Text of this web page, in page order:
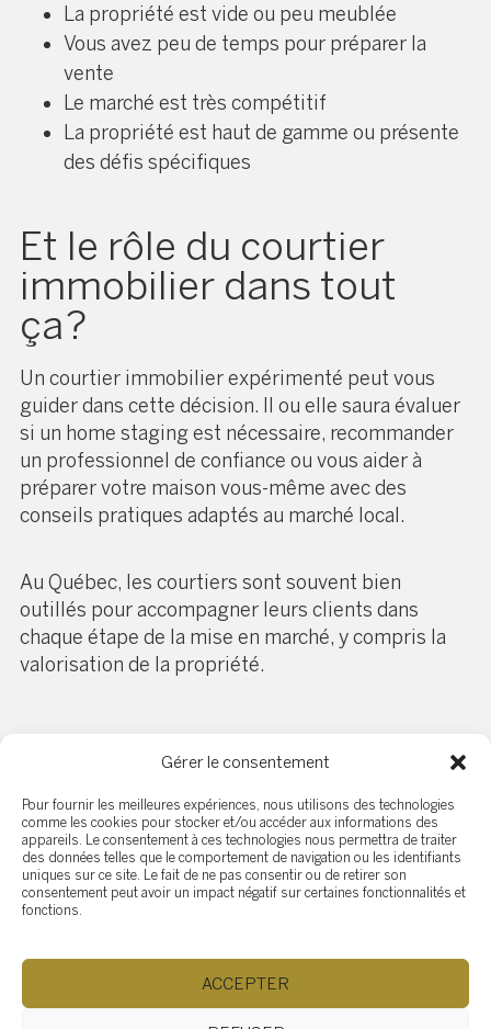
Gérer le consentement
Pour fournir les meilleures expériences, nous utilisons des technologies
comme les cookies pour stocker et/ou accéder aux informations des
appareils. Le consentement à ces technologies nous permettra de traiter
des données telles que le comportement de navigation ou les identifiants
uniques sur ce site. Le fait de ne pas consentir ou de retirer son
consentement peut avoir un impact négatif sur certaines fonctionnalités et
fonctions.
ACCEPTER
La propriété est vide ou peu meublée
Vous avez peu de temps pour préparer la
vente
Le marché est très compétitif
La propriété est haut de gamme ou présente
des défis spécifiques
Et le rôle du courtier
immobilier dans tout
ça ?
Un courtier immobilier expérimenté peut vous
guider dans cette décision. Il ou elle saura évaluer
si un home staging est nécessaire, recommander
un professionnel de confiance ou vous aider à
préparer votre maison vous-même avec des
conseils pratiques adaptés au marché local.
Au Québec, les courtiers sont souvent bien
outillés pour accompagner leurs clients dans
chaque étape de la mise en marché, y compris la
valorisation de la propriété.
Conclusion : choisir
selon vos besoins
Il n’existe pas de solution unique. Faire le home
staging soi-même peut suffire dans certains cas,
chances de vendre rapidement et au meilleur prix.
Tout dépend de vos compétences, de votre budget